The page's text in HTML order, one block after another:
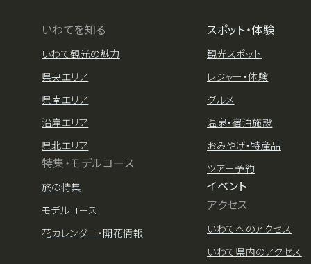
いわてを知る
いわて観光の魅力
県央エリア
県南エリア
沿岸エリア
県北エリア
特集・モデルコース
旅の特集
モデルコース
花カレンダー・開花情報
スポット・体験
観光スポット
レジャー・体験
グルメ
温泉・宿泊施設
おみやげ・特産品
ツアー予約
イベント
アクセス
いわてへのアクセス
いわて県内のアクセス